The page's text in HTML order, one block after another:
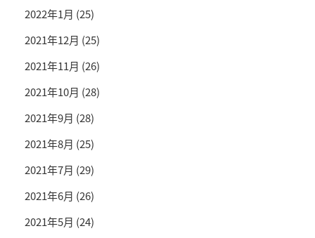
2022年1月 (25)
2021年12月 (25)
2021年11月 (26)
2021年10月 (28)
2021年9月 (28)
2021年8月 (25)
2021年7月 (29)
2021年6月 (26)
2021年5月 (24)